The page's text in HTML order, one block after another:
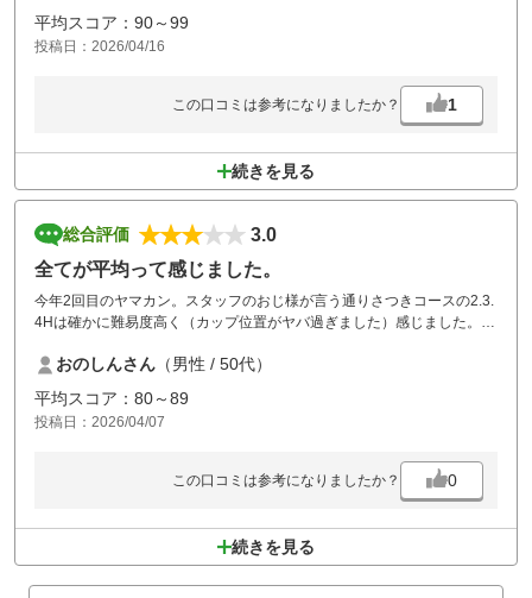
大満足となりました！
天候も良くなかったため、
スループレイを依頼したところ
いただき、豪雨を避けて
後ろから急かされることもなく、
段取りよく、各組のスタート時間を
設定されているのだなと感じました。
暴風並みの風、グリーン周りの
OBに惑わされましたが、
戦略性が高く、ショットの正確性が
また、近々、予約させて頂こうと
思います。
本当にありがとうございました！
平均スコア：90～99
投稿日：2026/04/16
この口コミは参考になりましたか？ 1
続きを見る
総合評価
3.0
全てが平均って感じました。
今年2回目のヤマカン。スタッフのおじ様が言う通りさつきコースの2.3.
4Hは確かに難易度高く（カップ位置がヤバ過ぎました）感じました。昼
良かったですし、ラウンドも前後半共に前組がいなくて快適でした。
おのしんさん （男性 / 50代）
平均スコア：80～89
投稿日：2026/04/07
この口コミは参考になりましたか？ 0
続きを見る